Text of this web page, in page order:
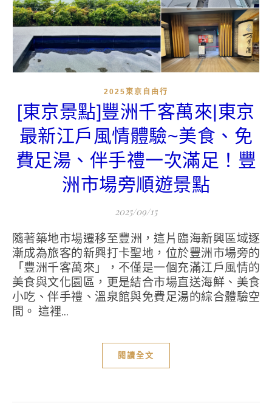
2025東京自由行
[東京景點]豐洲千客萬來|東京
最新江戶風情體驗~美食、免
費足湯、伴手禮一次滿足！豐
洲市場旁順遊景點
2025/09/15
隨著築地市場遷移至豐洲，這片臨海新興區域逐
漸成為旅客的新興打卡聖地，位於豐洲市場旁的
「豐洲千客萬來」，不僅是一個充滿江戶風情的
美食與文化園區，更是結合市場直送海鮮、美食
小吃、伴手禮、溫泉館與免費足湯的綜合體驗空
間。 這裡...
閱讀全文